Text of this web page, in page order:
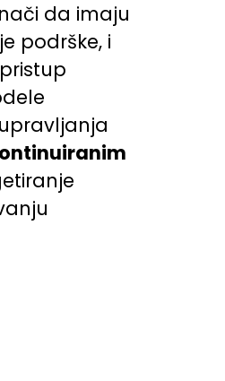
da imaju
podrške, i